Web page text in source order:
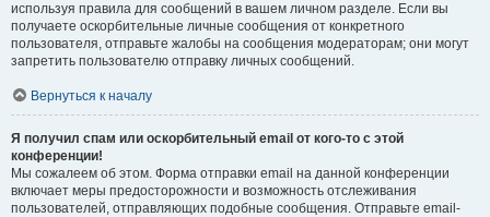
используя правила для сообщений в вашем личном разделе. Если вы
получаете оскорбительные личные сообщения от конкретного
пользователя, отправьте жалобы на сообщения модераторам; они могут
запретить пользователю отправку личных сообщений.
Вернуться к началу
Я получил спам или оскорбительный email от кого-то с этой
конференции!
Мы сожалеем об этом. Форма отправки email на данной конференции
включает меры предосторожности и возможность отслеживания
пользователей, отправляющих подобные сообщения. Отправьте email-